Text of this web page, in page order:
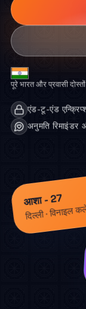
पूरे भारत और प्रवासी
एंड-टू-एंड
अनुमति रिमाइंडर
आशा - 27
दिल्ली · विनाइल